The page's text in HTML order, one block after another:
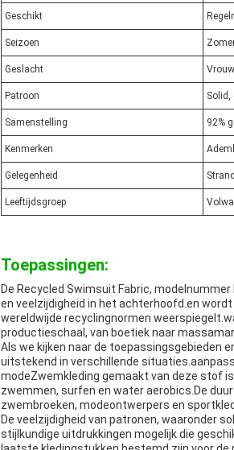
Geschikt
Seizoen
Geslacht
Patroon Solid,
Samenstelling 92%
Kenmerken
Gelegenheid
Leeftijdsgroep
Toepassingen:
De Recycled Swimsuit Fabric,
en veelzijdigheid in het achterhoofd.en
wereldwijde recyclingnormen
productieschaal, van boetiek naar
Als we kijken naar de toepassingsgebieden
uitstekend in verschillende
modeZwemkleding gemaakt van deze stof
zwemmen, surfen en water aerobics.De
zwembroeken, modeontwerpers en
De veelzijdigheid van patronen, waaronder
stijlkundige uitdrukkingen mogelijk die